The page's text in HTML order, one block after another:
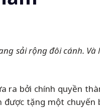
sải rộng đôi cánh. Và
ra bởi chính quyền
được tặng một